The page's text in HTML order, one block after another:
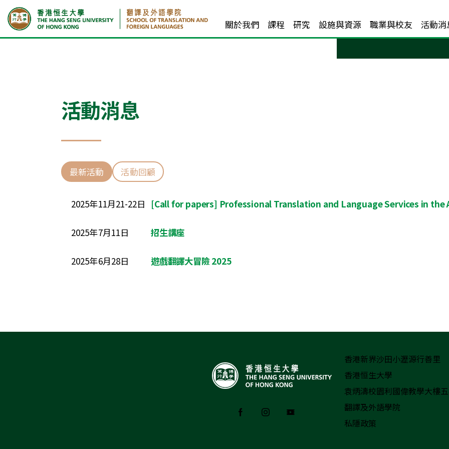
關於我們 課程 研究 設施與資源 職業與校友 活動消
活動消息
最新活動 活動回顧
2025年11月21-22日 [Call for papers] Professional Translation and Language Services in
2025年7月11日 招生講座
2025年6月28日 遊戲翻譯大冒險 2025
香港新界沙田小瀝源行善里
香港恒生大學
袁炳濤校園利國偉教學大樓
翻譯及外語學院
私隱政策